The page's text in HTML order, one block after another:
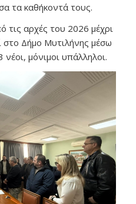
τα καθήκοντά τους.
τις αρχές του 2026 μέχρι
Δήμο Μυτιλήνης μέσω
μόνιμοι υπάλληλοι.